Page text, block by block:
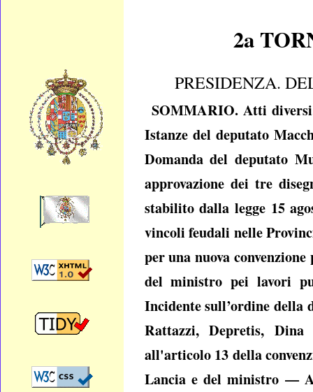
2a
PRESIDENZA.
SOMMARIO. Atti
Istanze del deputato
Domanda del deputato
approvazione dei tre
stabilito dalla legge 15
vincoli feudali nelle
per una nuova
del ministro pei lavori
Incidente sull’ordine della
Rattazzi, Depretis,
all'articolo 13 della
Lancia e del ministro —